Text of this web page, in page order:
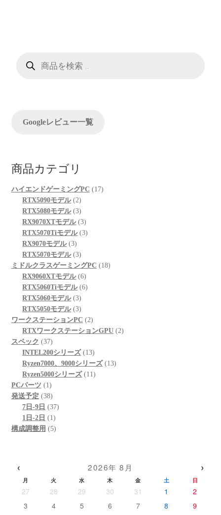
シ
Googleレビュー一覧
商品カテゴリ
ハイエンドゲーミングPC 1717
RTX5090モデル 22
個
の
商
RTX5080モデル 33
個
の
品
RX9070XTモデル 33
個
品
RTX5070Tiモデル 33
商
品
RX9070モデル 33
個
の
商
品
RTX5070モデル 33
個
の
商
品
ミドルクラスゲーミングPC 1818
RX9060XTモデル 66
個
品
RTX5060Tiモデル 66
商
品
RTX5060モデル 33
個
の
商
RTX5050モデル 33
個
の
品
ワークステーションPC 22
個
商
品
RTXワークステーションGPU 22
スペック 3737
個
の
商
品
INTEL200シリーズ 1313
個
の
Ryzen7000、9000シリーズ 1313
Ryzen5000シリーズ 1111
PCパーツ 1 1
個
の
商
品
発送予定 3838
個
の
商
7日-9日 3737
1日-2日 11
個
構成調整用 55
‹ 2026年 8月 ›
月 火 水 木 金 土 日
27 28 29 30 31 1
2
3
4 5 6 7 8 9